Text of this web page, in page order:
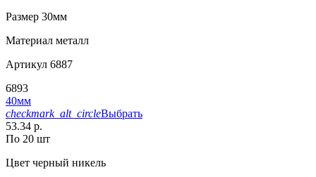
Размер 30мм
Материал металл
Артикул 6887
6893
40мм
checkmark_alt_circleВыбрать
53.34 р.
По 20 шт
Цвет черный никель